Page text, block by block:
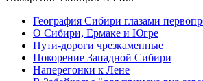
География Сибири глазами
О Сибири, Ермаке и Югре
Пути-дороги чрезкаменные
Покорение Западной Сибири
Наперегонки к Лене